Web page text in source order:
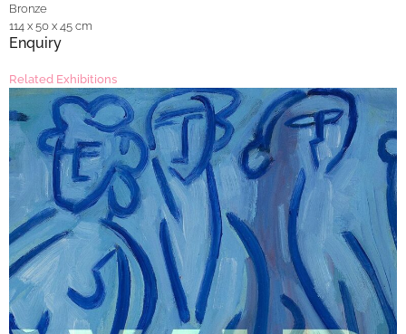
Bronze
114 x 50 x 45 cm
Enquiry
Related Exhibitions